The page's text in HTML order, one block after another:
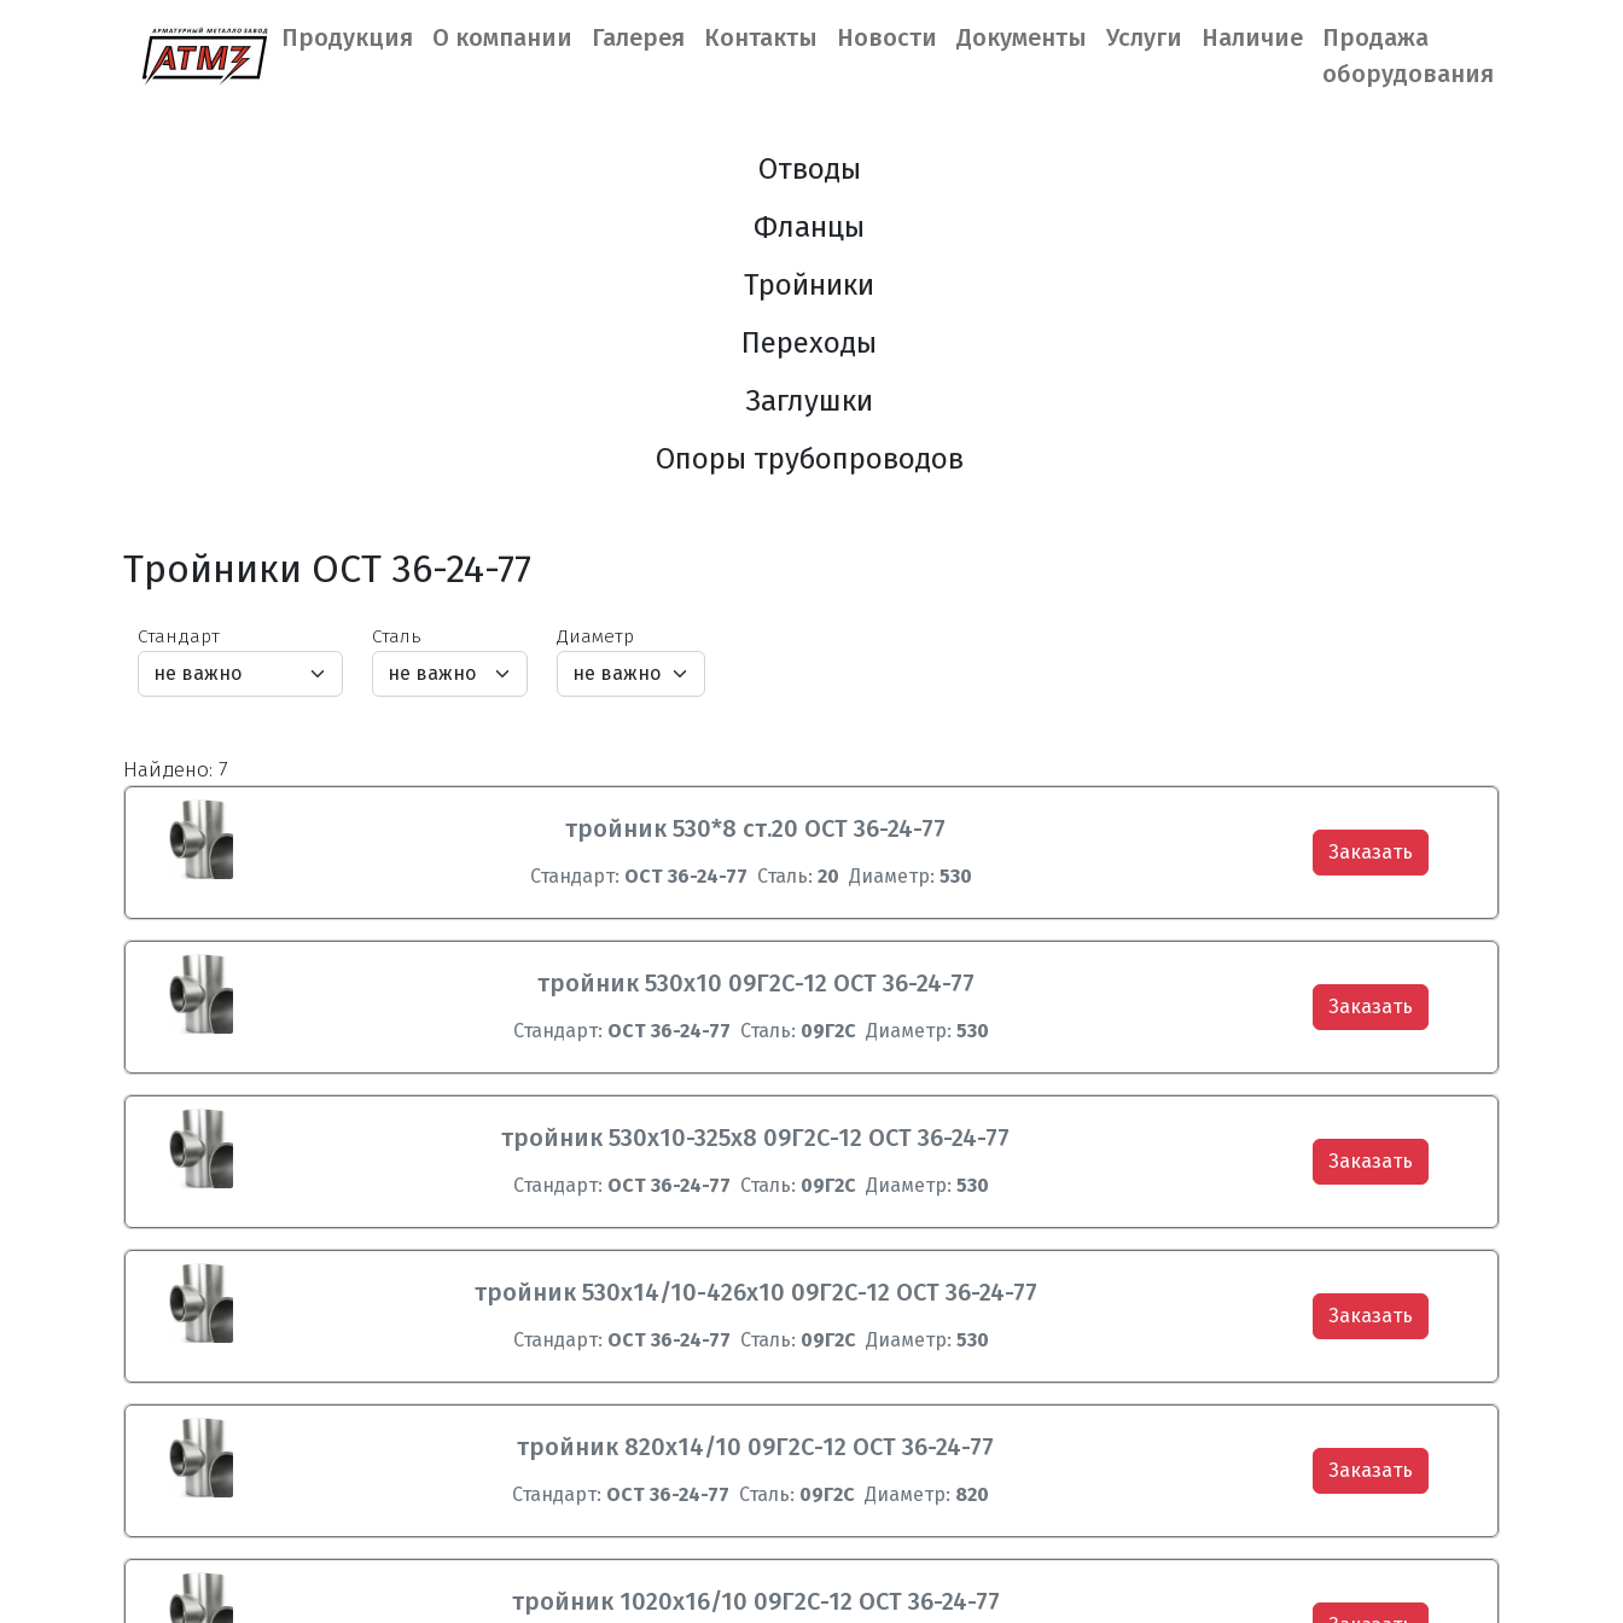
Продукция О компании Галерея Контакты Новости Документы Услуги Наличие
Продажа
оборудования
Отводы
Фланцы
Тройники
Переходы
Заглушки
Опоры трубопроводов
Тройники ОСТ 36-24-77
Стандарт Сталь Диаметр
Найдено: 7
тройник 530*8 ст.20 ОСТ 36-24-77
Стандарт: ОСТ 36-24-77 Сталь: 20 Диаметр: 530
Заказать
тройник 530х10 09Г2С-12 ОСТ 36-24-77
Стандарт: ОСТ 36-24-77 Сталь: 09Г2С Диаметр: 530
Заказать
тройник 530х10-325х8 09Г2С-12 ОСТ 36-24-77
Стандарт: ОСТ 36-24-77 Сталь: 09Г2С Диаметр: 530
Заказать
тройник 530х14/10-426х10 09Г2С-12 ОСТ 36-24-77
Стандарт: ОСТ 36-24-77 Сталь: 09Г2С Диаметр: 530
Заказать
тройник 820х14/10 09Г2С-12 ОСТ 36-24-77
Стандарт: ОСТ 36-24-77 Сталь: 09Г2С Диаметр: 820
Заказать
тройник 1020х16/10 09Г2С-12 ОСТ 36-24-77